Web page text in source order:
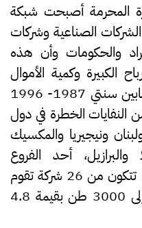
المحرمة أصبحت شبكة
الصناعية وشركات
والحكومات وأن هذه
الكبيرة وكمية الأموال
المتداولة بينهم، هذه الشبكة مابين سنتي 1987- 1996
الخطرة في دول
ونيجيريا والمكسيك
والبرازيل، أحد الفروع
الرئيسية لهذه الشبكة في إيطاليا تتكون من 26 شركة تقوم
بالتعامل يوميا مع كمية تصل إلى 3000 طن بقيمة 4.8